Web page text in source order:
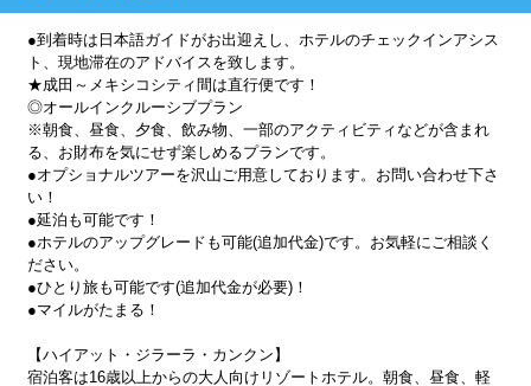
●到着時は日本語ガイドがお出迎えし、ホテルのチェックインアシス
ト、現地滞在のアドバイスを致します。
★成田～メキシコシティ間は直行便です！
◎オールインクルーシブプラン
※朝食、昼食、夕食、飲み物、一部のアクティビティなどが含まれ
る、お財布を気にせず楽しめるプランです。
●オプショナルツアーを沢山ご用意しております。お問い合わせ下さ
い！
●延泊も可能です！
●ホテルのアップグレードも可能(追加代金)です。お気軽にご相談く
ださい。
●ひとり旅も可能です(追加代金が必要)！
●マイルがたまる！
【ハイアット・ジラーラ・カンクン】
宿泊客は16歳以上からの大人向けリゾートホテル。朝食、昼食、軽